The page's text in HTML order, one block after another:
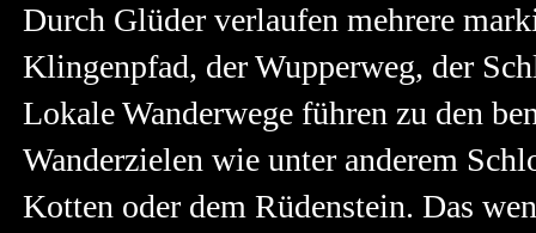
Durch Glüder verlaufen mehrere
Klingenpfad, der Wupperweg, der
Lokale Wanderwege führen zu den
Wanderzielen wie unter anderem
Kotten oder dem Rüdenstein. Das